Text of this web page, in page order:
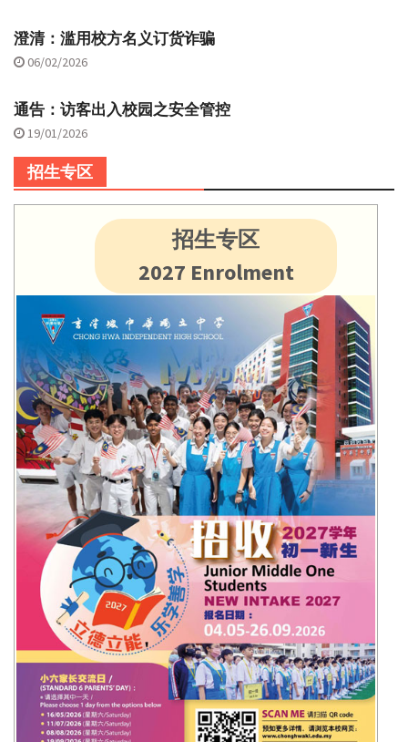
澄清：滥用校方名义订货诈骗
06/02/2026
通告：访客出入校园之安全管控
19/01/2026
招生专区
招生专区
2027 Enrolment